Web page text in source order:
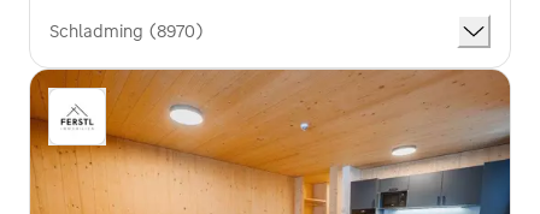
Schladming (8970)